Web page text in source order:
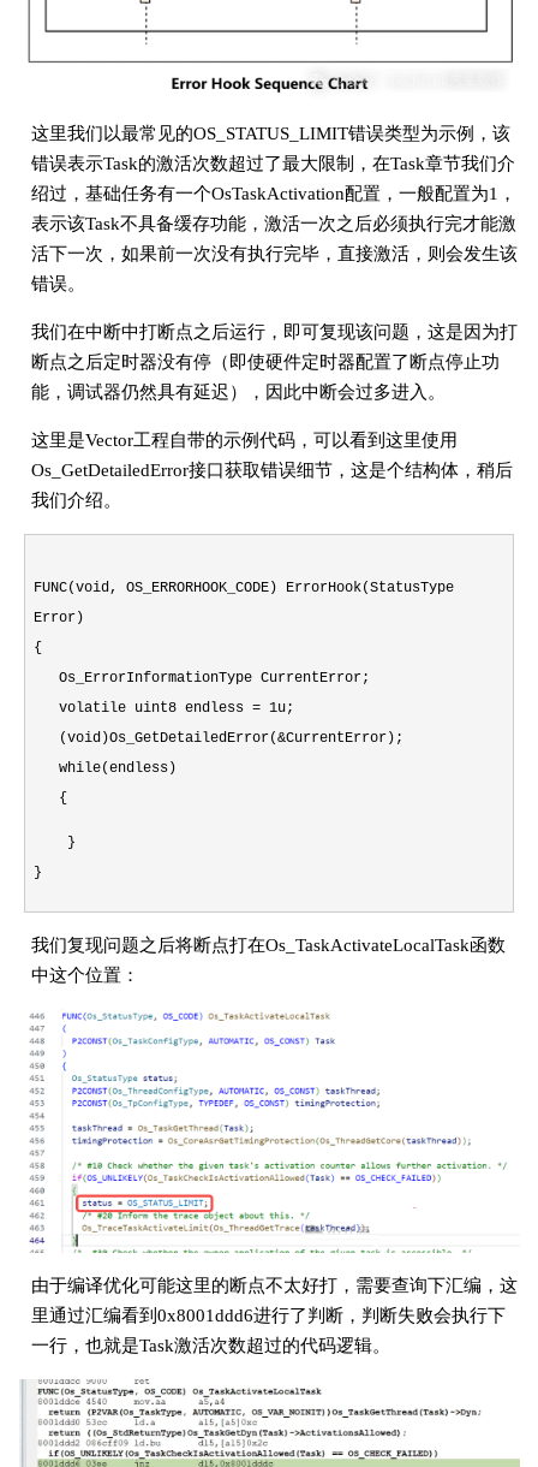
这里我们以最常见的OS_STATUS_LIMIT错误类型为示例，该
错误表示Task的激活次数超过了最大限制，在Task章节我们介
绍过，基础任务有一个OsTaskActivation配置，一般配置为1，
表示该Task不具备缓存功能，激活一次之后必须执行完才能激
活下一次，如果前一次没有执行完毕，直接激活，则会发生该
错误。
我们在中断中打断点之后运行，即可复现该问题，这是因为打
断点之后定时器没有停（即使硬件定时器配置了断点停止功
能，调试器仍然具有延迟），因此中断会过多进入。
这里是Vector工程自带的示例代码，可以看到这里使用
Os_GetDetailedError接口获取错误细节，这是个结构体，稍后
我们介绍。
FUNC(void, OS_ERRORHOOK_CODE) ErrorHook(StatusType
Error)
{
Os_ErrorInformationType CurrentError;
volatile uint8 endless = 1u;
(void)Os_GetDetailedError(&CurrentError);
while(endless)
{
}
}
我们复现问题之后将断点打在Os_TaskActivateLocalTask函数
中这个位置：
由于编译优化可能这里的断点不太好打，需要查询下汇编，这
里通过汇编看到0x8001ddd6进行了判断，判断失败会执行下
一行，也就是Task激活次数超过的代码逻辑。